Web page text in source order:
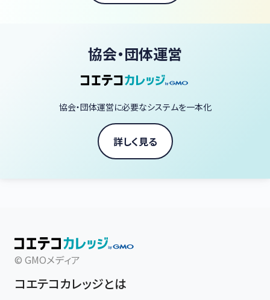
協会・団体運営
協会・団体運営に必要なシステムを一本化
詳しく見る
© GMOメディア
コエテコカレッジとは